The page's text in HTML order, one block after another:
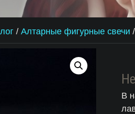
/ Алтарные фигурные свечи /
В